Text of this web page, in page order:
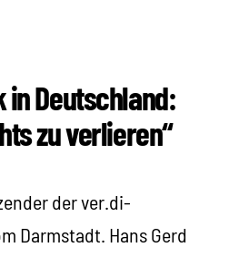
Deutschland:
zu verlieren“
der ver.di-
Darmstadt. Hans Gerd